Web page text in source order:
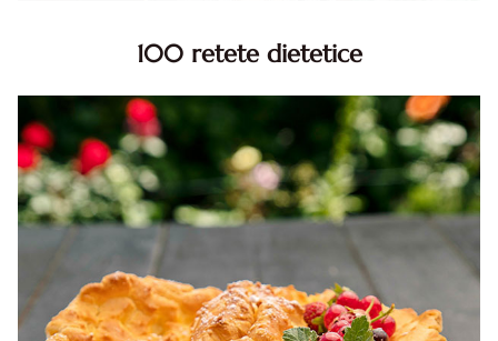
100 retete dietetice
dietetice. Idei retete dietetice. 100 Retete mancare
pentru dieta.